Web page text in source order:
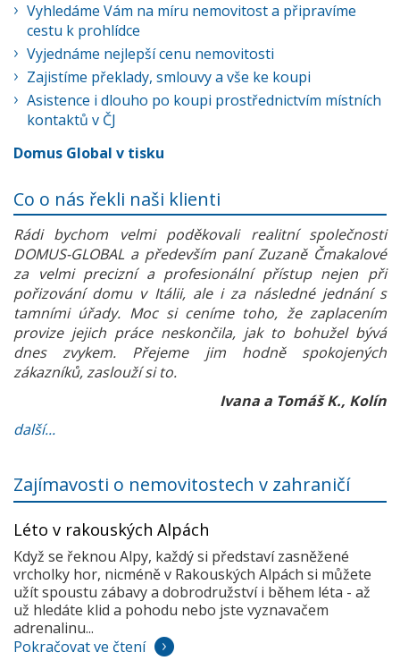
Vyhledáme Vám na míru nemovitost a připravíme
cestu k prohlídce
Vyjednáme nejlepší cenu nemovitosti
Zajistíme překlady, smlouvy a vše ke koupi
Asistence i dlouho po koupi prostřednictvím místních
kontaktů v ČJ
Domus Global v tisku
Co o nás řekli naši klienti
Rádi bychom velmi poděkovali realitní společnosti
DOMUS-GLOBAL a především paní Zuzaně Čmakalové
za velmi precizní a profesionální přístup nejen při
pořizování domu v Itálii, ale i za následné jednání s
tamními úřady. Moc si ceníme toho, že zaplacením
provize jejich práce neskončila, jak to bohužel bývá
dnes zvykem. Přejeme jim hodně spokojených
zákazníků, zaslouží si to.
Ivana a Tomáš K., Kolín
další...
Zajímavosti o nemovitostech v zahraničí
Léto v rakouských Alpách
Když se řeknou Alpy, každý si představí zasněžené
vrcholky hor, nicméně v Rakouských Alpách si můžete
užít spoustu zábavy a dobrodružství i během léta - až
už hledáte klid a pohodu nebo jste vyznavačem
adrenalinu...
Pokračovat ve čtení